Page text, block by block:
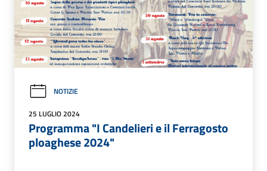
NOTIZIE
25 LUGLIO 2024
Programma "I Candelieri e il Ferragosto
ploaghese 2024"